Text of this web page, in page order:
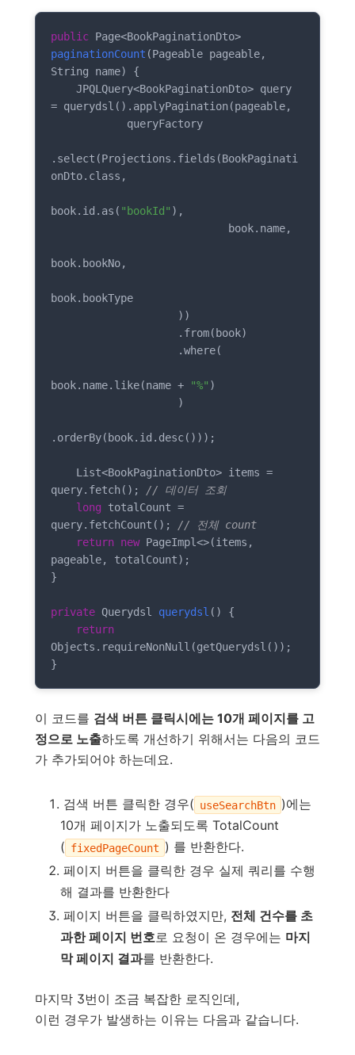
public
paginationCount (Pageable pageable,
String name)
{
    JPQLQuery<BookPaginationDto> query
= querydsl().applyPagination(pageable,
.select(Projections.fields(BookPaginati
onDto.class,
book.id.as( "bookId" ),
book.bookNo,
book.bookType
book.name.like(name + "%" )
.orderBy(book.id.desc()));
query.fetch();
// 데이터 조회
long totalCount =
query.fetchCount();
// 전체 count
return
new PageImpl<>(items,
pageable, totalCount);
}
private Querydsl querydsl ()
{
return
Objects.requireNonNull(getQuerydsl());
}
이 코드를 검색 버튼 클릭시에는 10개 페이지를 고
정으로 노출하도록 개선하기 위해서는 다음의 코드
가 추가되어야 하는데요.
검색 버튼 클릭한 경우( useSearchBtn )에는
10개 페이지가 노출되도록 TotalCount
( fixedPageCount ) 를 반환한다.
페이지 버튼을 클릭한 경우 실제 쿼리를 수행
해 결과를 반환한다
페이지 버튼을 클릭하였지만, 전체 건수를 초
과한 페이지 번호로 요청이 온 경우에는 마지
막 페이지 결과를 반환한다.
마지막 3번이 조금 복잡한 로직인데,
이런 경우가 발생하는 이유는 다음과 같습니다.